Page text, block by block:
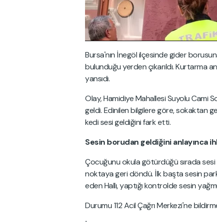
Bursa'nın İnegöl ilçesinde gider
bulunduğu yerden çıkarıldı. Kurtarma
yansıdı.
Olay, Hamidiye Mahallesi Suyolu Cami
geldi. Edinilen bilgilere göre, sokaktan
kedi sesi geldiğini fark etti.
Sesin borudan geldiğini anlayınca
Çocuğunu okula götürdüğü sırada sesi
noktaya geri döndü. İlk başta sesin
eden Hallı, yaptığı kontrolde sesin
Durumu 112 Acil Çağrı Merkezi'ne